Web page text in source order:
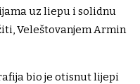
uz liepu i solidnu
Veleštovanjem Armin
bio je otisnut lijepi